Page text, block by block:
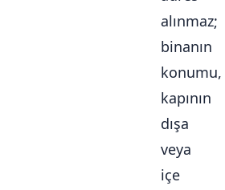
alınmaz;
binanın
konumu,
kapının
dışa
veya
içe